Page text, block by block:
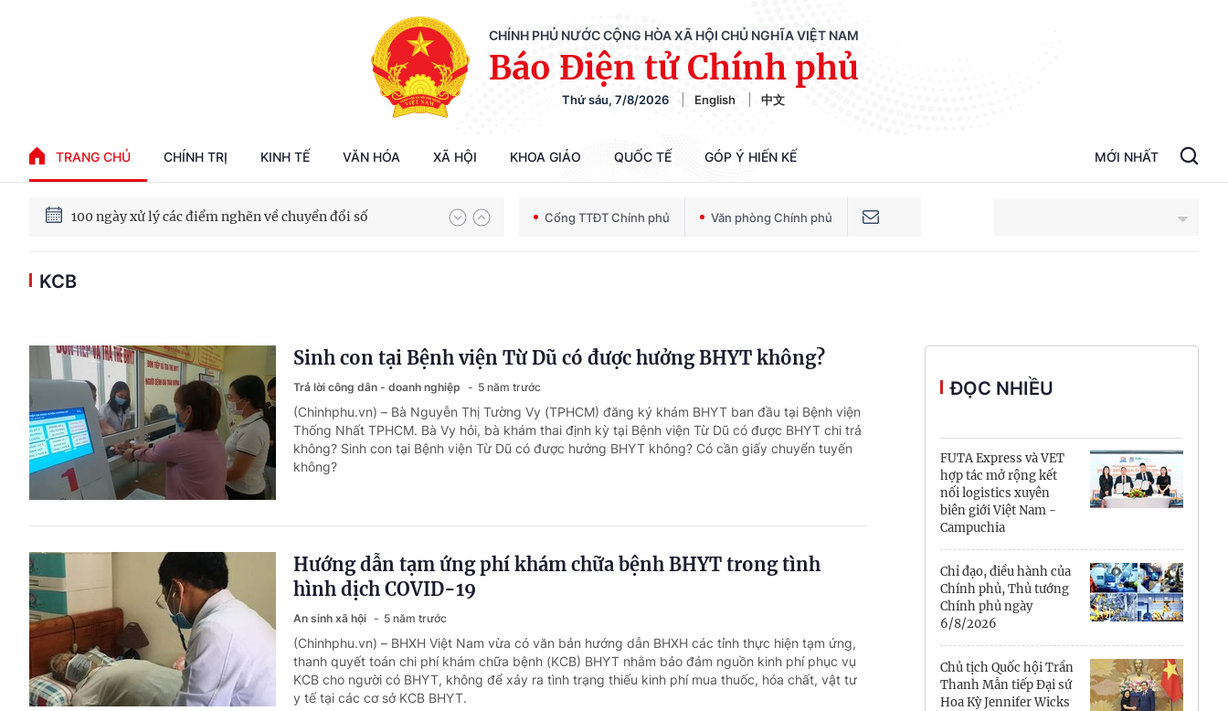
CHÍNH PHỦ NƯỚC CỘNG HÒA XÃ HỘI CHỦ NGHĨA VIỆT NAM
Báo Điện tử Chính phủ
Thứ sáu, 7/8/2026 English 中文
TRANG CHỦ CHÍNH TRỊ KINH TẾ VĂN HÓA XÃ HỘI KHOA GIÁO QUỐC TẾ GÓP Ý HIẾN KẾ MỚI NHẤT
100 ngày xử lý các điểm nghẽn về chuyển đổi số
Phát triển kinh tế nhà nước trong kỷ nguyên mới
Cổng TTĐT Chính phủ Văn phòng Chính phủ
Cần Thơ
Điện Biên
Đắk Lắk
Đồng Nai
Đồng Tháp
Gia Lai
KCB
Sinh con tại Bệnh viện Từ Dũ có được hưởng BHYT không?
Trả lời công dân - doanh nghiệp 5 năm trước
(Chinhphu.vn) – Bà Nguyễn Thị Tường Vy (TPHCM) đăng ký khám BHYT ban đầu tại Bệnh viện
Thống Nhất TPHCM. Bà Vy hỏi, bà khám thai định kỳ tại Bệnh viện Từ Dũ có được BHYT chi trả
không? Sinh con tại Bệnh viện Từ Dũ có được hưởng BHYT không? Có cần giấy chuyển tuyến
không?
Hướng dẫn tạm ứng phí khám chữa bệnh BHYT trong tình
hình dịch COVID-19
An sinh xã hội 5 năm trước
(Chinhphu.vn) – BHXH Việt Nam vừa có văn bản hướng dẫn BHXH các tỉnh thực hiện tạm ứng,
thanh quyết toán chi phí khám chữa bệnh (KCB) BHYT nhằm bảo đảm nguồn kinh phí phục vụ
KCB cho người có BHYT, không để xảy ra tình trạng thiếu kinh phí mua thuốc, hóa chất, vật tư
y tế tại các cơ sở KCB BHYT.
ĐỌC NHIỀU
FUTA Express và VET
hợp tác mở rộng kết
nối logistics xuyên
biên giới Việt Nam -
Campuchia
Chỉ đạo, điều hành của
Chính phủ, Thủ tướng
Chính phủ ngày
6/8/2026
Chủ tịch Quốc hội Trần
Thanh Mẫn tiếp Đại sứ
Hoa Kỳ Jennifer Wicks